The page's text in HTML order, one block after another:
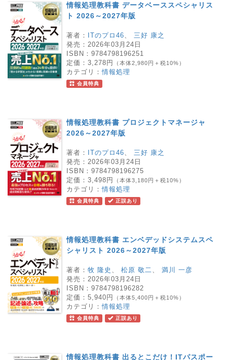
情報処理教科書 データベーススペシャリス
ト 2026～2027年版
著者： ITのプロ46
三好 康之
発売： 2026年03月24日
ISBN： 9784798196251
定価： 3,278円 （本体2,980円＋税10%）
カテゴリ：情報処理
会員特典
情報処理教科書 プロジェクトマネージャ
2026～2027年版
著者： ITのプロ46
三好 康之
発売： 2026年03月24日
ISBN： 9784798196275
定価： 3,498円 （本体3,180円＋税10%）
カテゴリ：情報処理
会員特典 正誤あり
情報処理教科書 エンベデッドシステムスペ
シャリスト 2026～2027年版
著者： 牧 隆史 松原 敬二
満川 一彦
発売： 2026年03月24日
ISBN： 9784798196282
定価： 5,940円 （本体5,400円＋税10%）
カテゴリ：情報処理
会員特典 正誤あり
情報処理教科書 出るとこだけ！ITパスポー